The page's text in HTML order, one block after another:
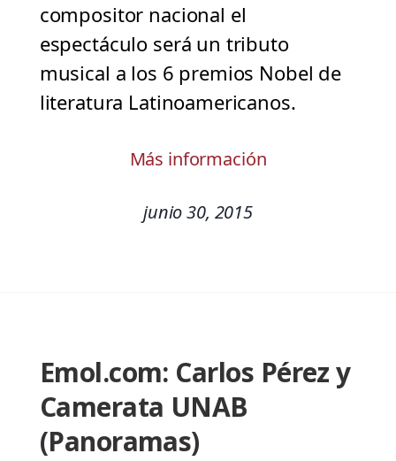
compositor nacional el
espectáculo será un tributo
musical a los 6 premios Nobel de
literatura Latinoamericanos.
Más información
junio 30, 2015
Emol.com: Carlos Pérez y
Camerata UNAB
(Panoramas)